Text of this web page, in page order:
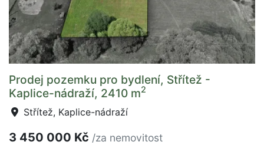
Prodej pozemku pro bydlení, Střítež -
Kaplice-nádraží, 2410 m2
Střítež, Kaplice-nádraží
3 450 000 Kč /za nemovitost